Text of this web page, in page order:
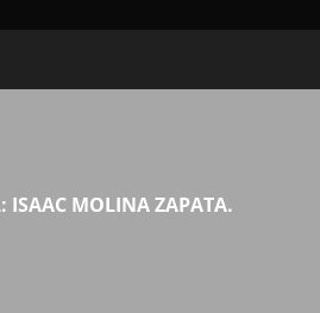
ISAAC MOLINA ZAPATA.